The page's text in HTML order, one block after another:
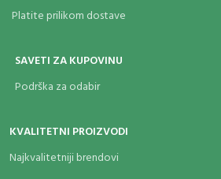
Platite prilikom dostave
SAVETI ZA KUPOVINU
Podrška za odabir
KVALITETNI PROIZVODI
Najkvalitetniji brendovi